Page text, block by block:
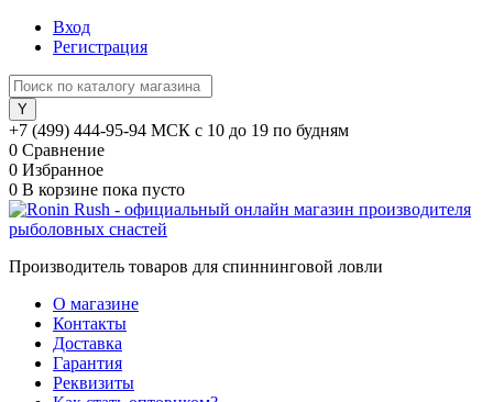
Вход
Регистрация
+7 (499) 444-95-94 МСК с 10 до 19 по будням
0 Сравнение
0 Избранное
0 В корзине пока пусто
Производитель товаров для спиннинговой ловли
О магазине
Контакты
Доставка
Гарантия
Реквизиты